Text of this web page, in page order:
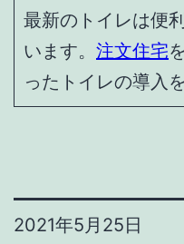
最新のトイレは便
います。 注文住宅
ったトイレの導入
2021年5月25日